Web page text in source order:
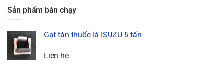
Sản phẩm bán chạy
Gạt tàn thuốc lá ISUZU 5 tấn
Liên hệ